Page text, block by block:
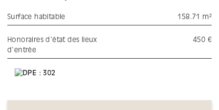
Surface habitable 158.71 m²
Honoraires d'état des lieux
d'entrée
450 €